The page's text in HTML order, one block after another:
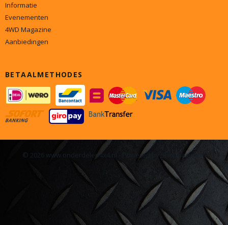
Informatie
Evenementen
4WD Magazine
Aanbiedingen
BETAALMETHODES
© 2026 www.onderdelen4x4.nl - Powered by Shoppagina.nl